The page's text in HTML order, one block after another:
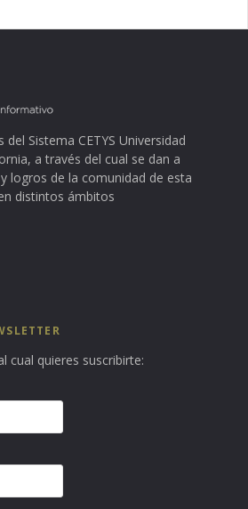
Sistema CETYS Universidad
a través del cual se dan a
logros de la comunidad de esta
distintos ámbitos
cual quieres suscribirte: